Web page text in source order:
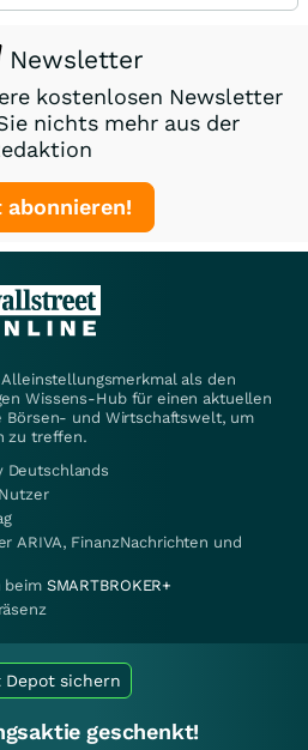
Newsletter
kostenlosen Newsletter
nichts mehr aus der
als den
Wissens-Hub für einen aktuellen
Börsen- und Wirtschaftswelt, um
zu treffen.
Deutschlands
ARIVA, FinanzNachrichten und
beim SMARTBROKER+
Depot sichern
geschenkt!